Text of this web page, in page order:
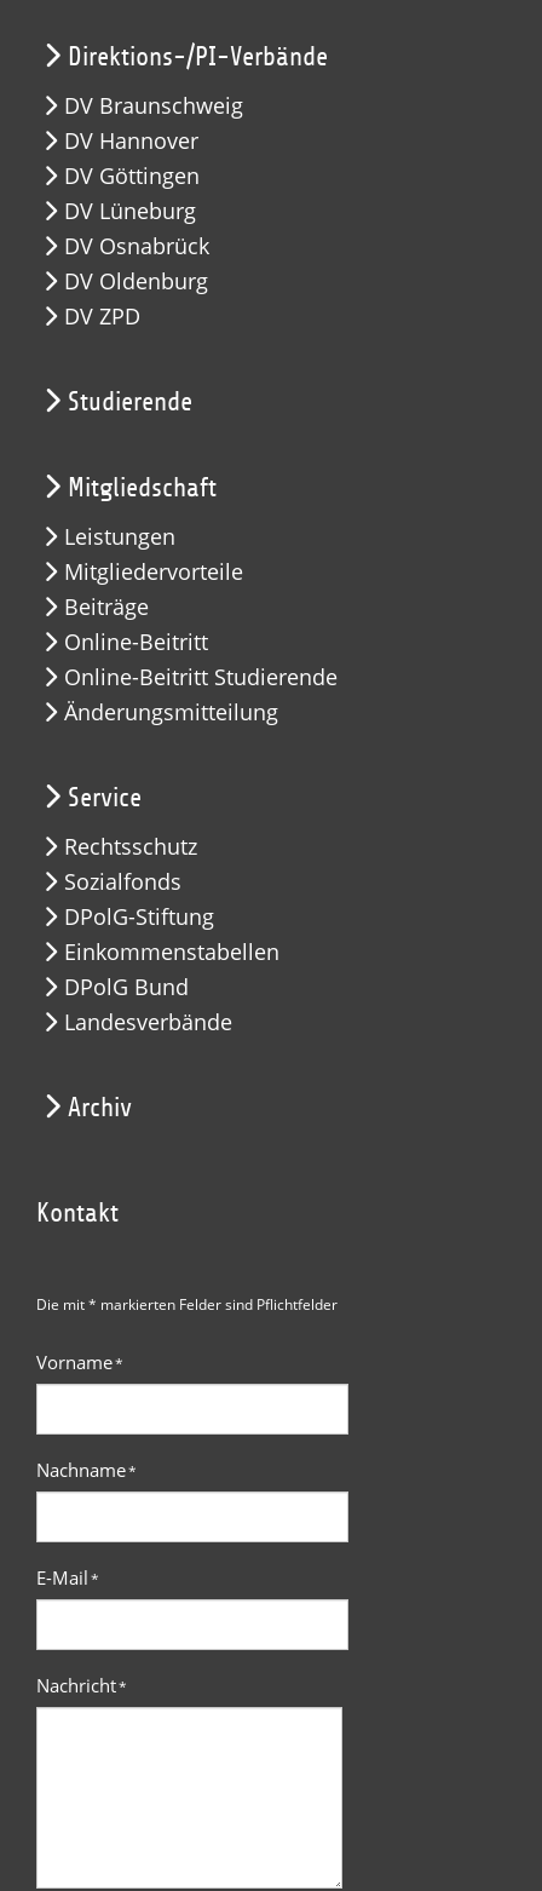
Direktions-/PI-Verbände
DV Braunschweig
DV Hannover
DV Göttingen
DV Lüneburg
DV Osnabrück
DV Oldenburg
DV ZPD
Studierende
Mitgliedschaft
Leistungen
Mitgliedervorteile
Beiträge
Online-Beitritt
Online-Beitritt Studierende
Änderungsmitteilung
Service
Rechtsschutz
Sozialfonds
DPolG-Stiftung
Einkommenstabellen
DPolG Bund
Landesverbände
Archiv
Kontakt
Die mit * markierten Felder sind Pflichtfelder
Vorname*
Nachname*
E-Mail*
Nachricht*